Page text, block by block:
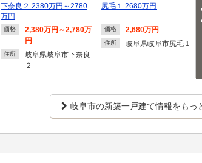
下奈良２ 2380万円～2780
万円
価格
2,380万円～2,780万
円
住所
岐阜県岐阜市下奈良
２
尻毛１ 2680万円
価格 2,680万円
住所 岐阜県岐阜市尻毛１
岐阜市の新築一戸建て情報をもっ